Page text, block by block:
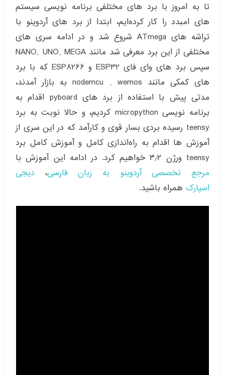
تا به امروز با برد های مختلفی برنامه نویسی سیستم
های امبدد را کار کرده‌ایم، ابتدا از برد های آردوینو با
تراشه های ATmega شروع شد و در ادامه سری های
مختلفی از این برد معرفی شد مانند NANO, UNO, MEGA
سپس برد های وای فای ESP32 و ESP8266 که با برد
های کمکی مانند nodemcu , wemos به بازار آمدند،
مدتی پیش با استفاده از برد های pyboard اقدام به
برنامه نویسی micropython کردیم، و حالا نوبت به برد
teensy رسیده بردی بسار قوی و کارآمد که در این سری از
آموزش ها اقدام به راه‌اندازی کامل و آموزش کامل برد
teensy ورژن ۳٫۲ خواهیم کرد. در ادامه این آموزش با
مرجع تخصصی آردوینو به زبان فارسی، دیجی
اسپارک همراه باشید.